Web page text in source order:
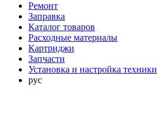
Ремонт
Заправка
Каталог товаров
Расходные материалы
Картриджи
Запчасти
Установка и настройка техники
рус